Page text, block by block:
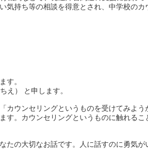
気持ち等の相談を得意とされ、中学校のカ
す。
え） と申します。
カウンセリングというものを受けてみよ
す。カウンセリングというものに触れる
たの大切なお話です。人に話すのに勇気が